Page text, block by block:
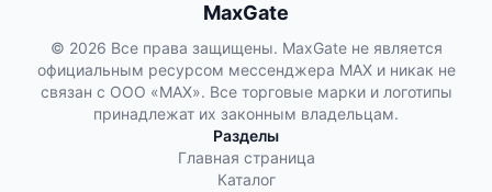
MaxGate
© 2026 Все права защищены. MaxGate не является
официальным ресурсом мессенджера MAX и никак не
связан с ООО «МАХ». Все торговые марки и логотипы
принадлежат их законным владельцам.
Разделы
Главная страница
Каталог